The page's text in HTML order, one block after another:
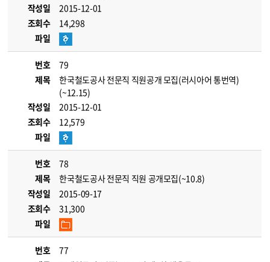
작성일
2015-12-01
조회수
14,298
파일
번호
79
제목
한국철도공사 전문직 직원공개 모집(러시아어 통번역)
(~12.15)
작성일
2015-12-01
조회수
12,579
파일
번호
78
제목
한국철도공사 전문직 직원 공개모집(~10.8)
작성일
2015-09-17
조회수
31,300
파일
번호
77